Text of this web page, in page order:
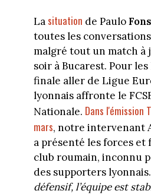
Lasituation de Paulo
toutes les
malgré tout un match à
soir à Bucarest. Pour
finale aller de Ligue
lyonnais affronte le
Nationale. Dans l'émission
mars, notre intervenant
a présenté les forces et
club roumain, inconnu
des supporters lyonnais.
défensif, l’équipe est